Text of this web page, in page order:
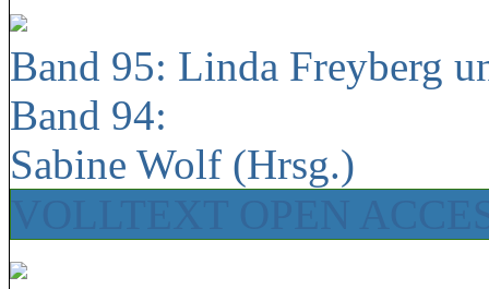
Band 95: Linda Freyberg
Band 94:
Sabine Wolf (Hrsg.)